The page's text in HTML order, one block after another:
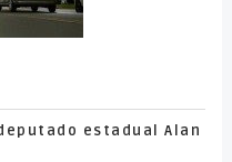
estadual Alan